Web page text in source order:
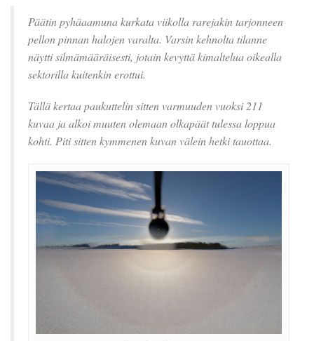
Päätin pyhäaamuna kurkata viikolla rarejakin tarjonneen
pellon pinnan halojen varalta. Varsin kehnolta tilanne
näytti silmämääräisesti, jotain kevyttä kimaltelua oikealla
sektorilla kuitenkin erottui.
Tällä kertaa paukuttelin sitten varmuuden vuoksi 211
kuvaa ja alkoi muuten olemaan olkapäät tulessa loppua
kohti. Piti sitten kymmenen kuvan välein hetki tauottaa.